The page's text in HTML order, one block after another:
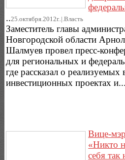
..25.октября.2012г..|.Власть
Заместитель главы
Новгородской области
Шалмуев провел пресс-
для региональных и
где рассказал о реализуемых
инвестиционных проектах
Вице-
«Никто
себя так